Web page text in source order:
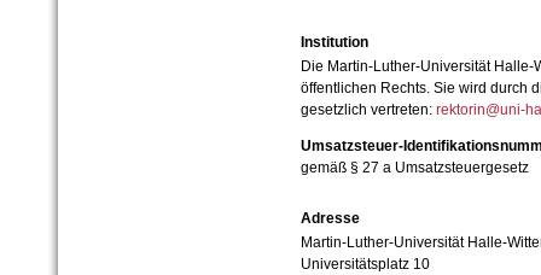
Institution
Die Martin-Luther-Universität
öffentlichen Rechts. Sie wird durch
gesetzlich vertreten: rektorin@uni-
Umsatzsteuer-
gemäß § 27 a Umsatzsteuergesetz
Adresse
Martin-Luther-Universität Halle-
Universitätsplatz 10